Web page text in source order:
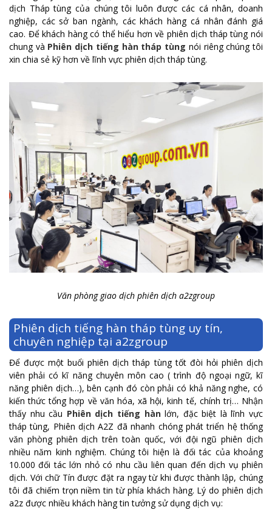
dịch Tháp tùng của chúng tôi luôn được các cá nhân, doanh
nghiệp, các sở ban ngành, các khách hàng cá nhân đánh giá
cao. Để khách hàng có thể hiểu hơn về phiên dịch tháp tùng nói
chung và Phiên dịch tiếng hàn tháp tùng nói riêng chúng tôi
xin chia sẻ kỹ hơn về lĩnh vực phiên dịch tháp tùng.
Văn phòng giao dịch phiên dịch a2zgroup
Phiên dịch tiếng hàn tháp tùng uy tín,
chuyên nghiệp tại a2zgroup
Để được một buổi phiên dịch tháp tùng tốt đòi hỏi phiên dịch
viên phải có kĩ năng chuyên môn cao ( trình độ ngoại ngữ, kĩ
năng phiên dịch…), bên cạnh đó còn phải có khả năng nghe, có
kiến thức tổng hợp về văn hóa, xã hội, kinh tế, chính trị… Nhận
thấy nhu cầu Phiên dịch tiếng hànlớn, đặc biệt là lĩnh vực
tháp tùng, Phiên dịch A2Z đã nhanh chóng phát triển hệ thống
văn phòng phiên dịch trên toàn quốc, với đội ngũ phiên dịch
nhiều năm kinh nghiệm. Chúng tôi hiện là đối tác của khoảng
10.000 đối tác lớn nhỏ có nhu cầu liên quan đến dịch vụ phiên
dịch. Với chữ Tín được đặt ra ngay từ khi được thành lập, chúng
tôi đã chiếm trọn niềm tin từ phía khách hàng. Lý do phiên dịch
a2z được nhiều khách hàng tin tưởng sử dụng dịch vụ: